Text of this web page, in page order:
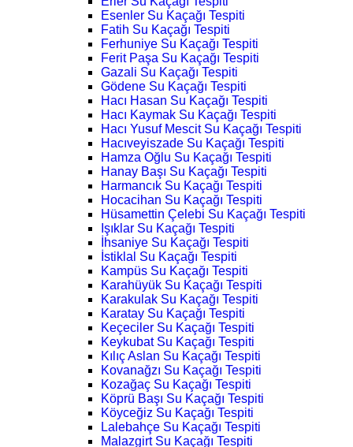
Esenler Su Kaçağı Tespiti
Fatih Su Kaçağı Tespiti
Ferhuniye Su Kaçağı Tespiti
Ferit Paşa Su Kaçağı Tespiti
Gazali Su Kaçağı Tespiti
Gödene Su Kaçağı Tespiti
Hacı Hasan Su Kaçağı Tespiti
Hacı Kaymak Su Kaçağı Tespiti
Hacı Yusuf Mescit Su Kaçağı Tespiti
Hacıveyiszade Su Kaçağı Tespiti
Hamza Oğlu Su Kaçağı Tespiti
Hanay Başı Su Kaçağı Tespiti
Harmancık Su Kaçağı Tespiti
Hocacihan Su Kaçağı Tespiti
Hüsamettin Çelebi Su Kaçağı Tespiti
Işıklar Su Kaçağı Tespiti
İhsaniye Su Kaçağı Tespiti
İstiklal Su Kaçağı Tespiti
Kampüs Su Kaçağı Tespiti
Karahüyük Su Kaçağı Tespiti
Karakulak Su Kaçağı Tespiti
Karatay Su Kaçağı Tespiti
Keçeciler Su Kaçağı Tespiti
Keykubat Su Kaçağı Tespiti
Kılıç Aslan Su Kaçağı Tespiti
Kovanağzı Su Kaçağı Tespiti
Kozağaç Su Kaçağı Tespiti
Köprü Başı Su Kaçağı Tespiti
Köyceğiz Su Kaçağı Tespiti
Lalebahçe Su Kaçağı Tespiti
Malazgirt Su Kaçağı Tespiti